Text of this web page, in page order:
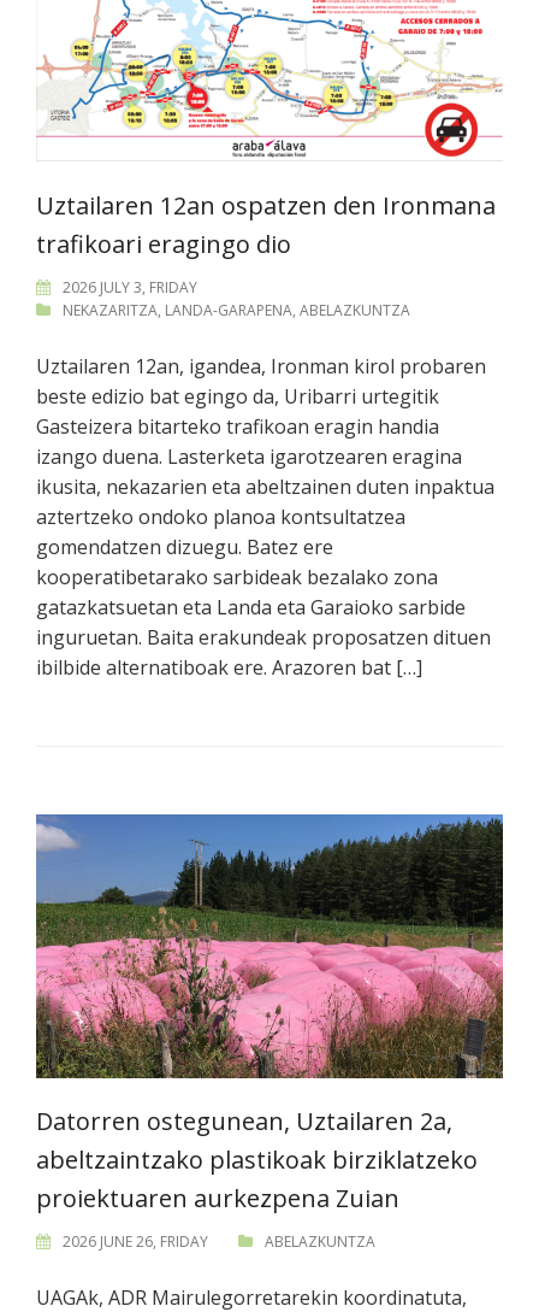
Uztailaren 12an ospatzen den Ironmana
trafikoari eragingo dio
2026 JULY 3, FRIDAY
NEKAZARITZA, LANDA-GARAPENA, ABELAZKUNTZA
Uztailaren 12an, igandea, Ironman kirol probaren
beste edizio bat egingo da, Uribarri urtegitik
Gasteizera bitarteko trafikoan eragin handia
izango duena. Lasterketa igarotzearen eragina
ikusita, nekazarien eta abeltzainen duten inpaktua
aztertzeko ondoko planoa kontsultatzea
gomendatzen dizuegu. Batez ere
kooperatibetarako sarbideak bezalako zona
gatazkatsuetan eta Landa eta Garaioko sarbide
inguruetan. Baita erakundeak proposatzen dituen
ibilbide alternatiboak ere. Arazoren bat […]
Datorren ostegunean, Uztailaren 2a,
abeltzaintzako plastikoak birziklatzeko
proiektuaren aurkezpena Zuian
2026 JUNE 26, FRIDAY ABELAZKUNTZA
UAGAk, ADR Mairulegorretarekin koordinatuta,